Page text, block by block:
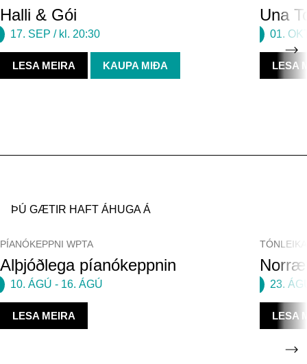
Halli & Gói
17. SEP / kl. 20:30
LESA MEIRA KAUPA MIÐA
Una
01.
LESA
ÞÚ GÆTIR HAFT ÁHUGA Á
PÍANÓKEPPNI WPTA
Alþjóðlega píanókeppnin
10. ÁGÚ - 16. ÁGÚ
LESA MEIRA
23.
LESA